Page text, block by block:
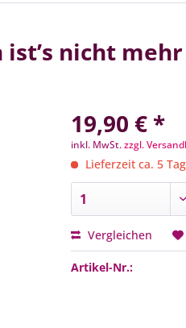
nicht
19,90 € *
inkl. MwSt.zzgl.
Lieferzeit ca. 5
Vergleichen
Artikel-Nr.: